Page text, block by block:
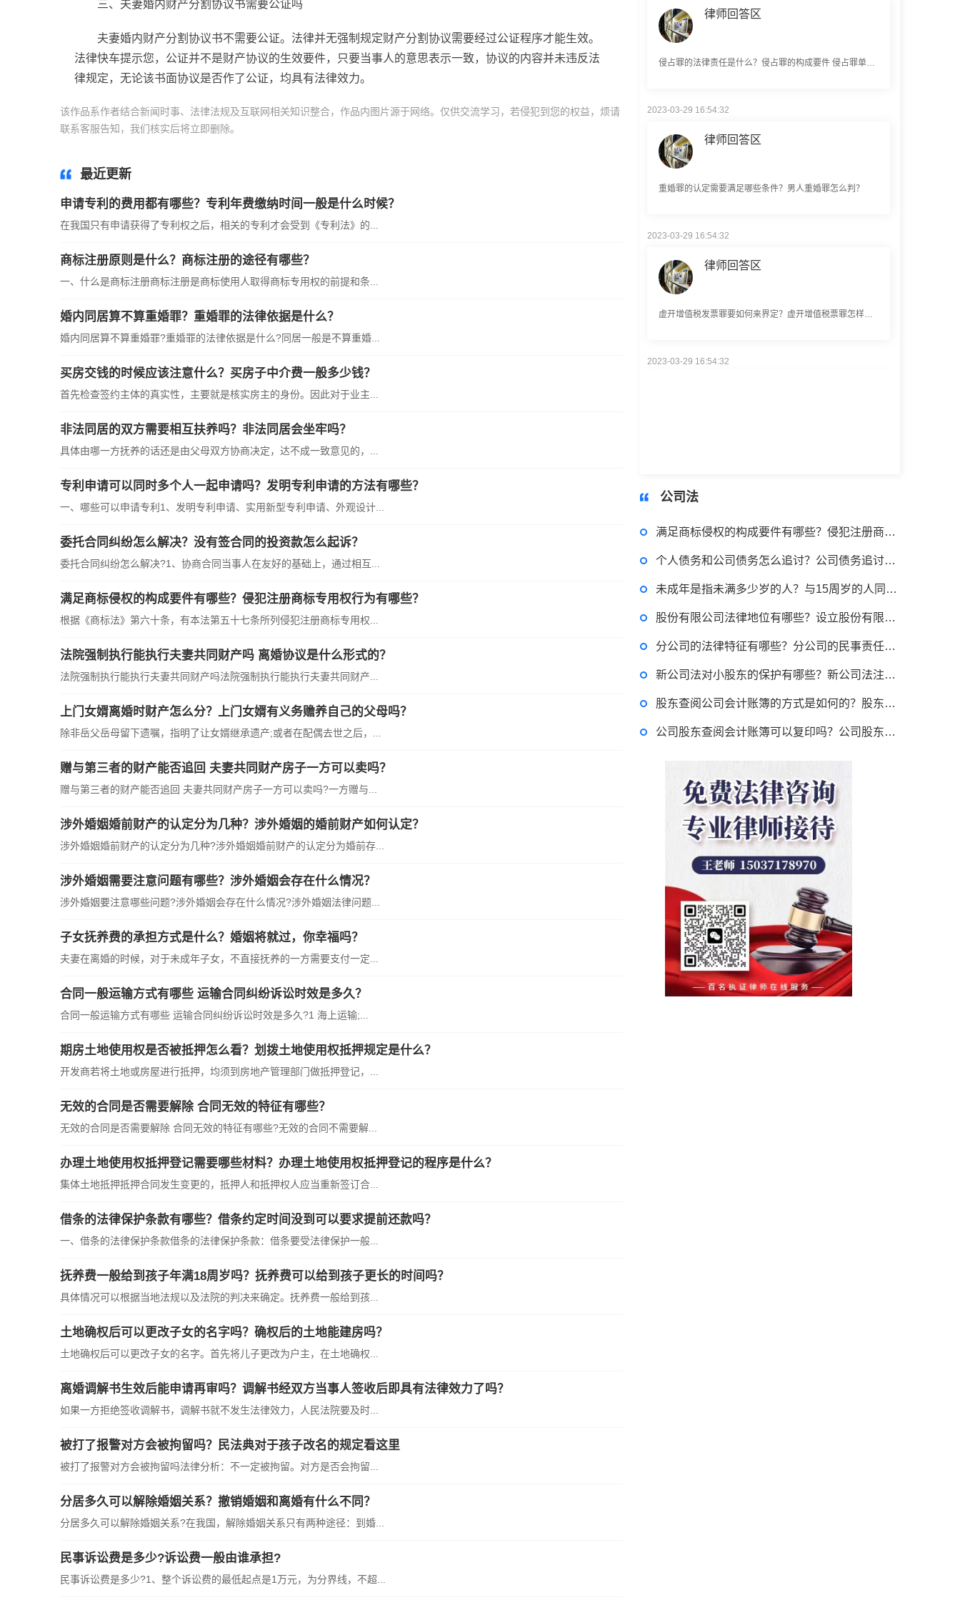
三、夫妻婚内财产分割协议书需要公证吗
夫妻婚内财产分割协议书不需要公证。法律并无强制规定财产分割协议需要经过公证程序才能生效。
法律快车提示您，公证并不是财产协议的生效要件，只要当事人的意思表示一致，协议的内容并未违反法
律规定，无论该书面协议是否作了公证，均具有法律效力。
该作品系作者结合新闻时事、法律法规及互联网相关知识整合，作品内图片源于网络。仅供交流学习，若侵犯到您的权益，烦请
联系客服告知，我们核实后将立即删除。
最近更新
申请专利的费用都有哪些？专利年费缴纳时间一般是什么时候？
在我国只有申请获得了专利权之后，相关的专利才会受到《专利法》的...
商标注册原则是什么？商标注册的途径有哪些？
一、什么是商标注册商标注册是商标使用人取得商标专用权的前提和条...
婚内同居算不算重婚罪？重婚罪的法律依据是什么？
婚内同居算不算重婚罪?重婚罪的法律依据是什么?同居一般是不算重婚...
买房交钱的时候应该注意什么？买房子中介费一般多少钱？
首先检查签约主体的真实性，主要就是核实房主的身份。因此对于业主...
非法同居的双方需要相互扶养吗？非法同居会坐牢吗？
具体由哪一方抚养的话还是由父母双方协商决定，达不成一致意见的，...
专利申请可以同时多个人一起申请吗？发明专利申请的方法有哪些？
一、哪些可以申请专利1、发明专利申请、实用新型专利申请、外观设计...
委托合同纠纷怎么解决？没有签合同的投资款怎么起诉？
委托合同纠纷怎么解决?1、协商合同当事人在友好的基础上，通过相互...
满足商标侵权的构成要件有哪些？侵犯注册商标专用权行为有哪些？
根据《商标法》第六十条，有本法第五十七条所列侵犯注册商标专用权...
法院强制执行能执行夫妻共同财产吗 离婚协议是什么形式的？
法院强制执行能执行夫妻共同财产吗法院强制执行能执行夫妻共同财产...
上门女婿离婚时财产怎么分？上门女婿有义务赡养自己的父母吗？
除非岳父岳母留下遗嘱，指明了让女婿继承遗产;或者在配偶去世之后，...
赠与第三者的财产能否追回 夫妻共同财产房子一方可以卖吗？
赠与第三者的财产能否追回 夫妻共同财产房子一方可以卖吗?一方赠与...
涉外婚姻婚前财产的认定分为几种？涉外婚姻的婚前财产如何认定？
涉外婚姻婚前财产的认定分为几种?涉外婚姻婚前财产的认定分为婚前存...
涉外婚姻需要注意问题有哪些？涉外婚姻会存在什么情况？
涉外婚姻要注意哪些问题?涉外婚姻会存在什么情况?涉外婚姻法律问题...
子女抚养费的承担方式是什么？婚姻将就过，你幸福吗？
夫妻在离婚的时候，对于未成年子女，不直接抚养的一方需要支付一定...
合同一般运输方式有哪些 运输合同纠纷诉讼时效是多久？
合同一般运输方式有哪些 运输合同纠纷诉讼时效是多久?1 海上运输;...
期房土地使用权是否被抵押怎么看？划拨土地使用权抵押规定是什么？
开发商若将土地或房屋进行抵押，均须到房地产管理部门做抵押登记，...
无效的合同是否需要解除 合同无效的特征有哪些？
无效的合同是否需要解除 合同无效的特征有哪些?无效的合同不需要解...
办理土地使用权抵押登记需要哪些材料？办理土地使用权抵押登记的程序是什么？
集体土地抵押抵押合同发生变更的，抵押人和抵押权人应当重新签订合...
借条的法律保护条款有哪些？借条约定时间没到可以要求提前还款吗？
一、借条的法律保护条款借条的法律保护条款：借条要受法律保护一般...
抚养费一般给到孩子年满18周岁吗？抚养费可以给到孩子更长的时间吗？
具体情况可以根据当地法规以及法院的判决来确定。抚养费一般给到孩...
土地确权后可以更改子女的名字吗？确权后的土地能建房吗？
土地确权后可以更改子女的名字。首先将儿子更改为户主，在土地确权...
离婚调解书生效后能申请再审吗？调解书经双方当事人签收后即具有法律效力了吗？
如果一方拒绝签收调解书，调解书就不发生法律效力，人民法院要及时...
被打了报警对方会被拘留吗？民法典对于孩子改名的规定看这里
被打了报警对方会被拘留吗法律分析：不一定被拘留。对方是否会拘留...
分居多久可以解除婚姻关系？撤销婚姻和离婚有什么不同？
分居多久可以解除婚姻关系?在我国，解除婚姻关系只有两种途径：到婚...
民事诉讼费是多少?诉讼费一般由谁承担?
民事诉讼费是多少?1、整个诉讼费的最低起点是1万元，为分界线，不超...
律师回答区
重婚罪的认定需要满足哪些条件？男人重婚罪怎么判？
律师回答区
律师回答区
偷逃税款500万的量刑标准是什么？偷逃税款多少钱构成犯罪？
2023-03-29 16:54:32
律师回答区
公司法
满足商标侵权的构成要件有哪些？侵犯注册商标专用权行为有哪些？
个人债务和公司债务怎么追讨？公司债务追讨的注意事项有哪些？
未成年是指未满多少岁的人？与15周岁的人同居犯法吗？
股份有限公司法律地位有哪些？设立股份有限公司的法律意见书
分公司的法律特征有哪些？分公司的民事责任由谁承担？
新公司法对小股东的保护有哪些？新公司法注册资本认缴期限是多久？
股东查阅公司会计账簿的方式是如何的？股东查阅账簿正当目的怎么认定？
公司股东查阅会计账簿可以复印吗？公司股东会计账簿查阅权的行使程序及方式有哪些？